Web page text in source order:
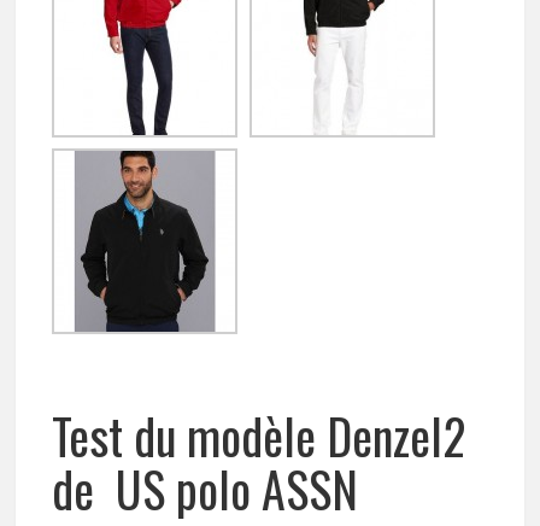
Test du modèle Denzel2
de US polo ASSN